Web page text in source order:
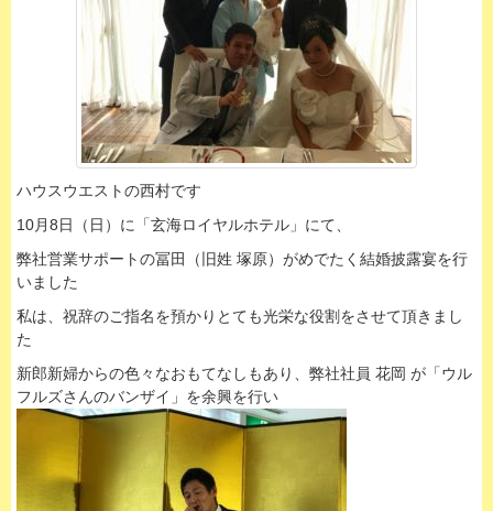
ハウスウエストの西村です
10月8日（日）に「玄海ロイヤルホテル」にて、
弊社営業サポートの冨田（旧姓 塚原）がめでたく結婚披露宴を行
いました
私は、祝辞のご指名を預かりとても光栄な役割をさせて頂きまし
た
新郎新婦からの色々なおもてなしもあり、弊社社員 花岡 が「ウル
フルズさんのバンザイ」を余興を行い